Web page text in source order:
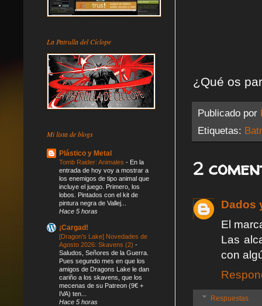
¿Qué os
Publicado por
Etiquetas:
2
Dados
El
Las
con
Respuestas
La Patrulla del Cíclope
Mi lista de blogs
Plástico y Metal
Tomb Raider: Animales - En la
entrada de hoy voy a mostrar a
los enemigos de tipo animal que
incluye el juego. Primero, los
lobos. Pintados con el kit de
pintura negra de Vallej...
Hace 5 horas
¡Cargad!
[Dragon’s Lake] Novedades de
Agosto 2026: Skavens (2) -
Saludos, Señores de la Guerra.
Pues segundo mes en que los
amigos de Dragons Lake le dan
cariño a los skavens, que los
mecenas de su Patreon (9€ +
IVA) ten...
Hace 5 horas